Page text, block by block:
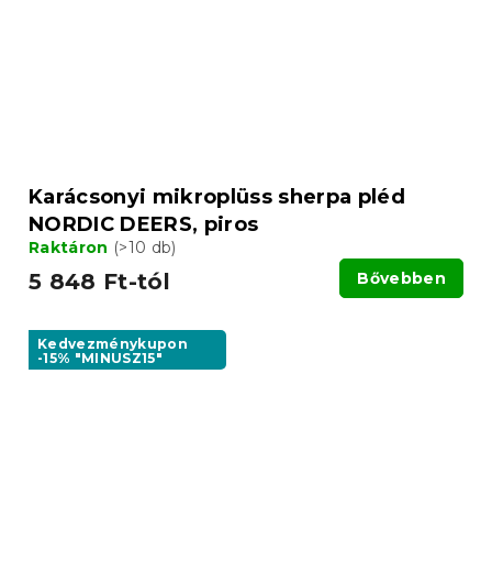
Karácsonyi mikroplüss sherpa pléd
NORDIC DEERS, piros
Raktáron (>10 db)
5 848 Ft-tól Bővebben
Kedvezménykupon
-15% "MINUSZ15"